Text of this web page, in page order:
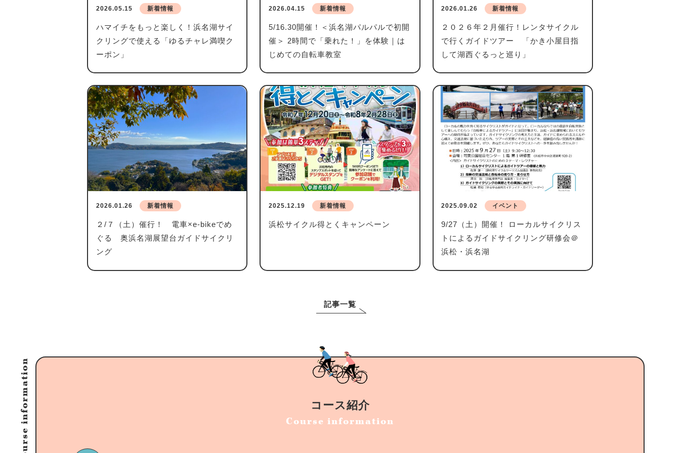
2026.05.15 新着情報
ハマイチをもっと楽しく！浜名湖サイ
クリングで使える「ゆるチャレ満喫ク
ーポン」
2026.04.15 新着情報
5/16.30開催！＜浜名湖パルパルで初開
催＞ 2時間で「乗れた！」を体験｜は
じめての自転車教室
2026.01.26 新着情報
２０２６年２月催行！レンタサイクル
で行くガイドツアー 「かき小屋目指
して湖西ぐるっと巡り」
2026.01.26 新着情報
２/７（土）催行！ 電車×e-bikeでめ
ぐる 奥浜名湖展望台ガイドサイクリ
ング
2025.12.19 新着情報
浜松サイクル得とくキャンペーン
2025.09.02 イベント
9/27（土）開催！ ローカルサイクリス
トによるガイドサイクリング研修会＠
浜松・浜名湖
記事一覧
Course information
コース紹介
Course information